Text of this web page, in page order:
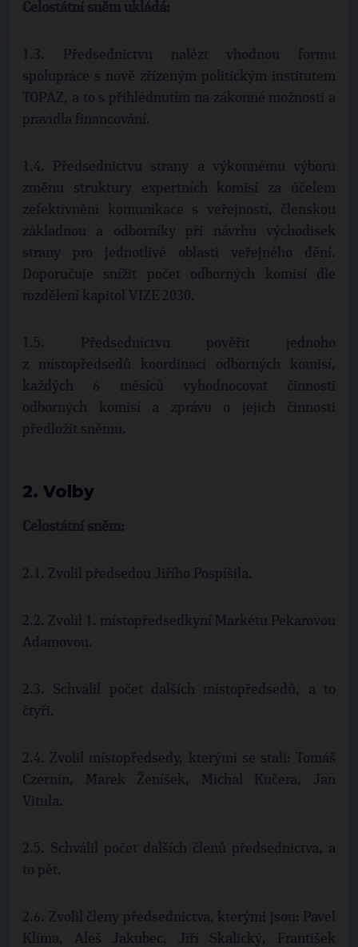
Celostátní sněm ukládá:
1.3. Předsednictvu nalézt vhodnou formu
spolupráce s nově zřízeným politickým institutem
TOPAZ, a to s přihlédnutím na zákonné možnosti a
pravidla financování.
1.4. Předsednictvu strany a výkonnému výboru
změnu struktury expertních komisí za účelem
zefektivnění komunikace s veřejností, členskou
základnou a odborníky při návrhu východisek
strany pro jednotlivé oblasti veřejného dění.
Doporučuje snížit počet odborných komisí dle
rozdělení kapitol VIZE 2030.
1.5. Předsednictvu pověřit jednoho
z místopředsedů koordinací odborných komisí,
každých 6 měsíců vyhodnocovat činnosti
odborných komisí a zprávu o jejich činnosti
předložit sněmu.
2. Volby
Celostátní sněm:
2.1. Zvolil předsedou Jiřího Pospíšila.
2.2. Zvolil 1. místopředsedkyní Markétu Pekarovou
Adamovou.
2.3. Schválil počet dalších místopředsedů, a to
čtyři.
2.4. Zvolil místopředsedy, kterými se stali: Tomáš
Czernin, Marek Ženíšek, Michal Kučera, Jan
Vitula.
2.5. Schválil počet dalších členů předsednictva, a
to pět.
2.6. Zvolil členy předsednictva, kterými jsou: Pavel
Klíma, Aleš Jakubec, Jiří Skalický, František